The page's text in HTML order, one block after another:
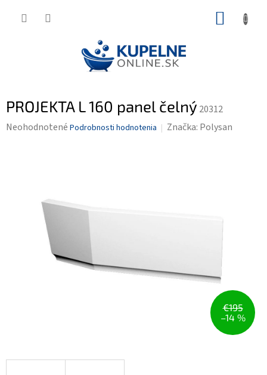
PROJEKTA L 160 panel čelný 20312
Priemerné
hviezdičiek.
Neohodnotené Podrobnosti hodnotenia Značka: Polysan
€195
–14 %